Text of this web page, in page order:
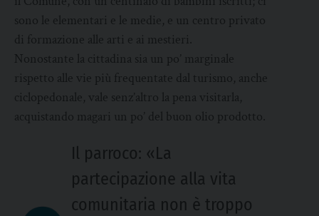
sono le elementari e le medie, e un centro privato
di formazione alle arti e ai mestieri.
Nonostante la cittadina sia un po’ marginale
rispetto alle vie più frequentate dal turismo, anche
ciclopedonale, vale senz’altro la pena visitarla,
acquistando magari un po’ del buon olio prodotto.
Il parroco: «La
partecipazione alla vita
comunitaria non è troppo